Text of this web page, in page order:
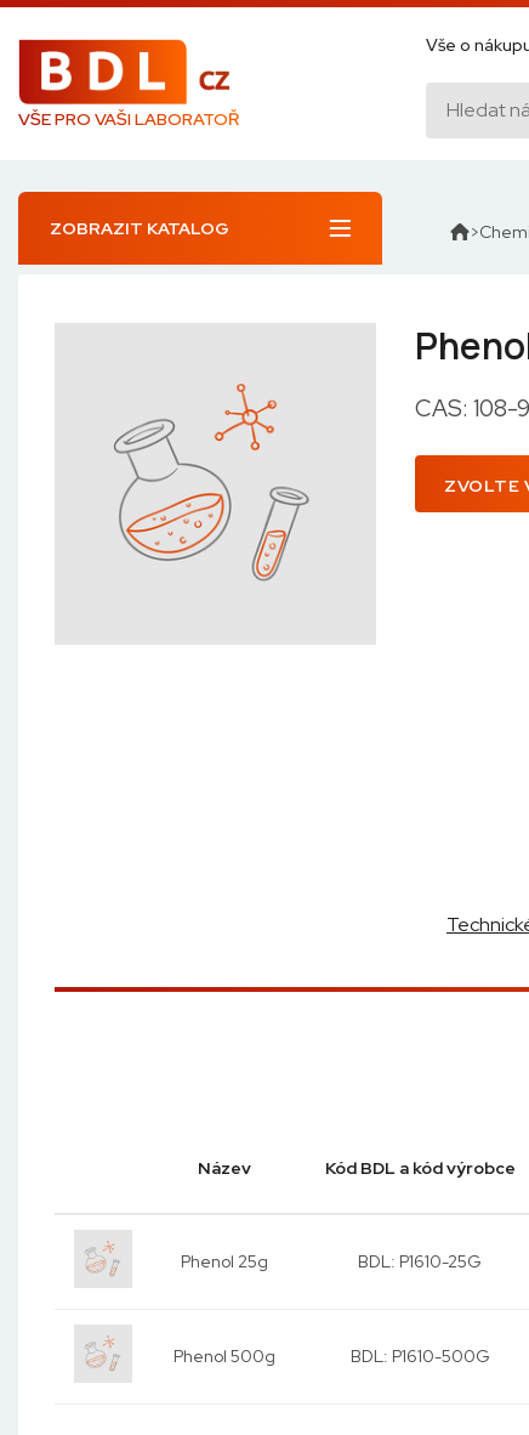
VŠE PRO VAŠI LABORATOŘ
Vše o
ZOBRAZIT KATALOG
CAS: 108-
ZVOLTE
Název Kód BDL a kód výrobce
Phenol 25g BDL: P1610-25G
Phenol 500g BDL: P1610-500G